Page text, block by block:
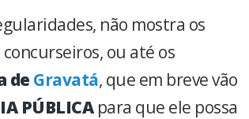
não mostra os
ou até os
de Gravatá, que em breve vão
PÚBLICApara que ele possa